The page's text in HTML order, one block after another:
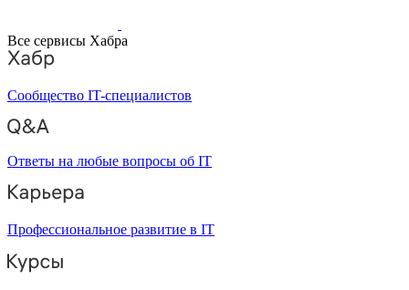
Все сервисы Хабра
Сообщество IT-специалистов
Ответы на любые вопросы об IT
Профессиональное развитие в IT